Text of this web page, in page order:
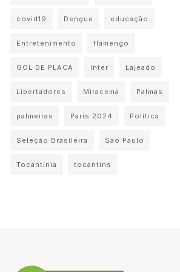
covid19 Dengue educação
Entretenimento flamengo
GOL DE PLACA Inter Lajeado
Libertadores Miracema Palmas
palmeiras Paris 2024 Política
Seleção Brasileira São Paulo
Tocantinia tocantins